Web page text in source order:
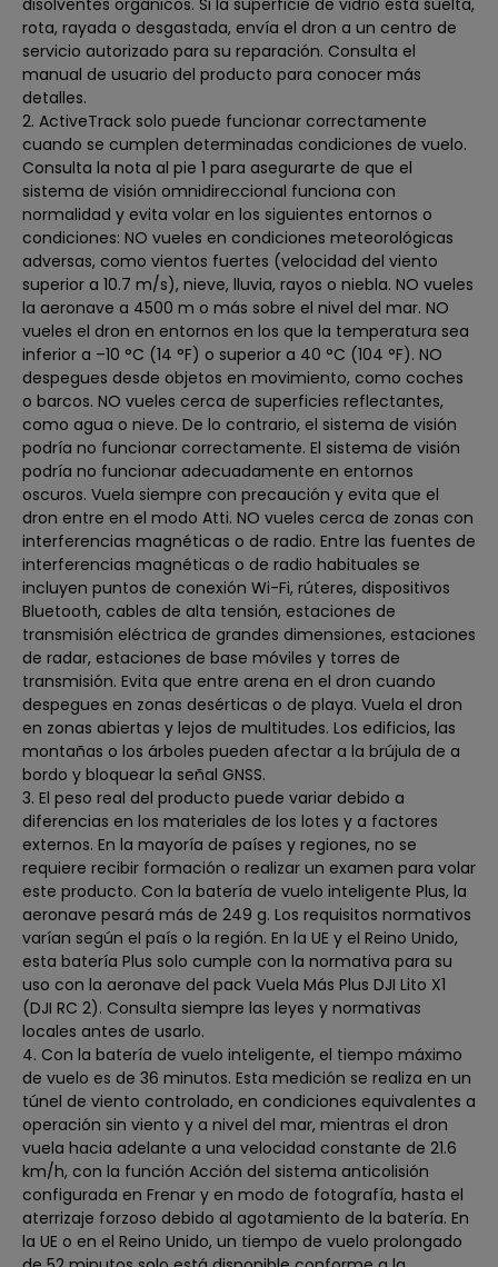
disolventes orgánicos. Si la superficie de vidrio está suelta,
rota, rayada o desgastada, envía el dron a un centro de
servicio autorizado para su reparación. Consulta el
manual de usuario del producto para conocer más
detalles.
2. ActiveTrack solo puede funcionar correctamente
cuando se cumplen determinadas condiciones de vuelo.
Consulta la nota al pie 1 para asegurarte de que el
sistema de visión omnidireccional funciona con
normalidad y evita volar en los siguientes entornos o
condiciones: NO vueles en condiciones meteorológicas
adversas, como vientos fuertes (velocidad del viento
superior a 10.7 m/s), nieve, lluvia, rayos o niebla. NO vueles
la aeronave a 4500 m o más sobre el nivel del mar. NO
vueles el dron en entornos en los que la temperatura sea
inferior a –10 °C (14 °F) o superior a 40 °C (104 °F). NO
despegues desde objetos en movimiento, como coches
o barcos. NO vueles cerca de superficies reflectantes,
como agua o nieve. De lo contrario, el sistema de visión
podría no funcionar correctamente. El sistema de visión
podría no funcionar adecuadamente en entornos
oscuros. Vuela siempre con precaución y evita que el
dron entre en el modo Atti. NO vueles cerca de zonas con
interferencias magnéticas o de radio. Entre las fuentes de
interferencias magnéticas o de radio habituales se
incluyen puntos de conexión Wi-Fi, rúteres, dispositivos
Bluetooth, cables de alta tensión, estaciones de
transmisión eléctrica de grandes dimensiones, estaciones
de radar, estaciones de base móviles y torres de
transmisión. Evita que entre arena en el dron cuando
despegues en zonas desérticas o de playa. Vuela el dron
en zonas abiertas y lejos de multitudes. Los edificios, las
montañas o los árboles pueden afectar a la brújula de a
bordo y bloquear la señal GNSS.
3. El peso real del producto puede variar debido a
diferencias en los materiales de los lotes y a factores
externos. En la mayoría de países y regiones, no se
requiere recibir formación o realizar un examen para volar
este producto. Con la batería de vuelo inteligente Plus, la
aeronave pesará más de 249 g. Los requisitos normativos
varían según el país o la región. En la UE y el Reino Unido,
esta batería Plus solo cumple con la normativa para su
uso con la aeronave del pack Vuela Más Plus DJI Lito X1
(DJI RC 2). Consulta siempre las leyes y normativas
locales antes de usarlo.
4. Con la batería de vuelo inteligente, el tiempo máximo
de vuelo es de 36 minutos. Esta medición se realiza en un
túnel de viento controlado, en condiciones equivalentes a
operación sin viento y a nivel del mar, mientras el dron
vuela hacia adelante a una velocidad constante de 21.6
km/h, con la función Acción del sistema anticolisión
configurada en Frenar y en modo de fotografía, hasta el
aterrizaje forzoso debido al agotamiento de la batería. En
la UE o en el Reino Unido, un tiempo de vuelo prolongado